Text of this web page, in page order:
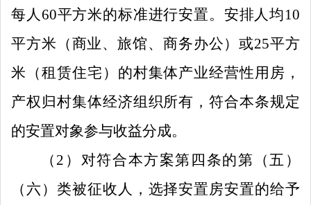
每人 60平方米的标准进行安置。安排人均10
平方米（商业、旅馆、商务办公）或25平方
米（租赁住宅）的村集体产业经营性用房，
产权归村集体经济组织所有，符合本条规定
的安置对象参与收益分成。
（ 2 ）对符合本方案第四条的第（五）
（六）类被征收人，选择安置房安置的给予